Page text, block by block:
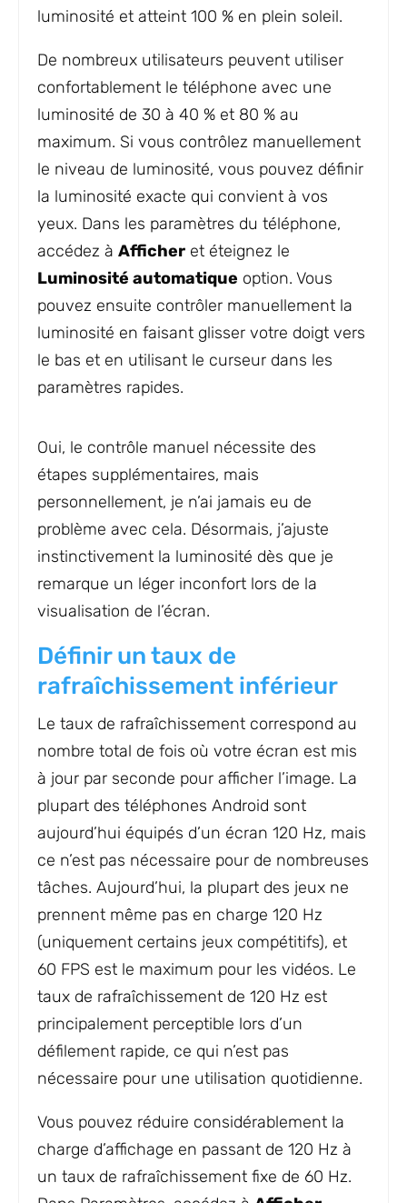
luminosité et atteint 100 % en plein soleil.
De nombreux utilisateurs peuvent utiliser
confortablement le téléphone avec une
luminosité de 30 à 40 % et 80 % au
maximum. Si vous contrôlez manuellement
le niveau de luminosité, vous pouvez définir
la luminosité exacte qui convient à vos
yeux. Dans les paramètres du téléphone,
accédez à Afficher et éteignez le
Luminosité automatique option. Vous
pouvez ensuite contrôler manuellement la
luminosité en faisant glisser votre doigt vers
le bas et en utilisant le curseur dans les
paramètres rapides.
Oui, le contrôle manuel nécessite des
étapes supplémentaires, mais
personnellement, je n’ai jamais eu de
problème avec cela. Désormais, j’ajuste
instinctivement la luminosité dès que je
remarque un léger inconfort lors de la
visualisation de l’écran.
Définir un taux de
rafraîchissement inférieur
Le taux de rafraîchissement correspond au
nombre total de fois où votre écran est mis
à jour par seconde pour afficher l’image. La
plupart des téléphones Android sont
aujourd’hui équipés d’un écran 120 Hz, mais
ce n’est pas nécessaire pour de nombreuses
tâches. Aujourd’hui, la plupart des jeux ne
prennent même pas en charge 120 Hz
(uniquement certains jeux compétitifs), et
60 FPS est le maximum pour les vidéos. Le
taux de rafraîchissement de 120 Hz est
principalement perceptible lors d’un
défilement rapide, ce qui n’est pas
nécessaire pour une utilisation quotidienne.
Vous pouvez réduire considérablement la
charge d’affichage en passant de 120 Hz à
un taux de rafraîchissement fixe de 60 Hz.